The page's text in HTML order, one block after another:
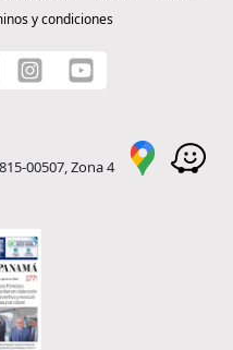
y condiciones
00507, Zona 4